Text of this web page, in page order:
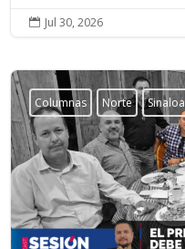
 Jul 30, 2026
Columnas Norte Sinaloa